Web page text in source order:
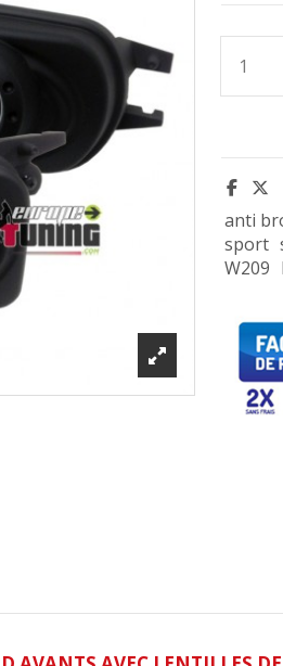
anti
sport
W209